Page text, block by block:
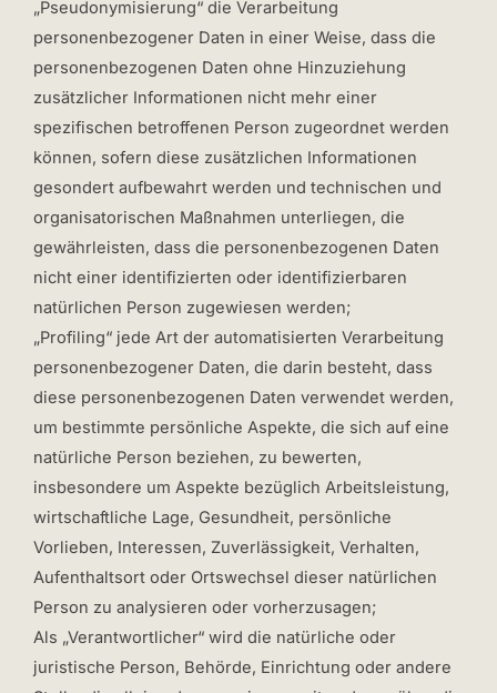
„Pseudonymisierung“ die Verarbeitung
personenbezogener Daten in einer Weise, dass die
personenbezogenen Daten ohne Hinzuziehung
zusätzlicher Informationen nicht mehr einer
spezifischen betroffenen Person zugeordnet werden
können, sofern diese zusätzlichen Informationen
gesondert aufbewahrt werden und technischen und
organisatorischen Maßnahmen unterliegen, die
gewährleisten, dass die personenbezogenen Daten
nicht einer identifizierten oder identifizierbaren
natürlichen Person zugewiesen werden;
„Profiling“ jede Art der automatisierten Verarbeitung
personenbezogener Daten, die darin besteht, dass
diese personenbezogenen Daten verwendet werden,
um bestimmte persönliche Aspekte, die sich auf eine
natürliche Person beziehen, zu bewerten,
insbesondere um Aspekte bezüglich Arbeitsleistung,
wirtschaftliche Lage, Gesundheit, persönliche
Vorlieben, Interessen, Zuverlässigkeit, Verhalten,
Aufenthaltsort oder Ortswechsel dieser natürlichen
Person zu analysieren oder vorherzusagen;
Als „Verantwortlicher“ wird die natürliche oder
juristische Person, Behörde, Einrichtung oder andere